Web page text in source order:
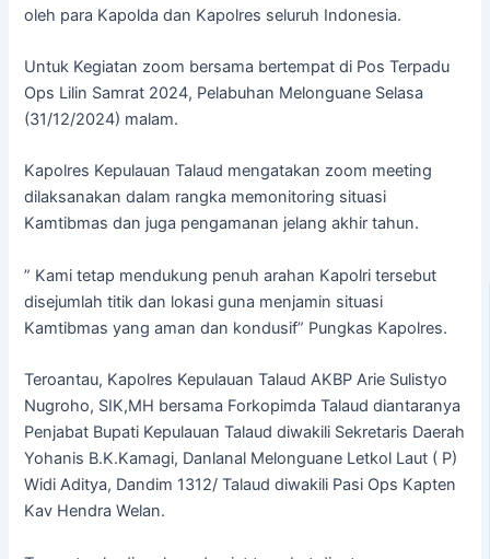
oleh para Kapolda dan Kapolres seluruh Indonesia.
Untuk Kegiatan zoom bersama bertempat di Pos Terpadu
Ops Lilin Samrat 2024, Pelabuhan Melonguane Selasa
(31/12/2024) malam.
Kapolres Kepulauan Talaud mengatakan zoom meeting
dilaksanakan dalam rangka memonitoring situasi
Kamtibmas dan juga pengamanan jelang akhir tahun.
” Kami tetap mendukung penuh arahan Kapolri tersebut
disejumlah titik dan lokasi guna menjamin situasi
Kamtibmas yang aman dan kondusif” Pungkas Kapolres.
Teroantau, Kapolres Kepulauan Talaud AKBP Arie Sulistyo
Nugroho, SIK,MH bersama Forkopimda Talaud diantaranya
Penjabat Bupati Kepulauan Talaud diwakili Sekretaris Daerah
Yohanis B.K.Kamagi, Danlanal Melonguane Letkol Laut ( P)
Widi Aditya, Dandim 1312/ Talaud diwakili Pasi Ops Kapten
Kav Hendra Welan.